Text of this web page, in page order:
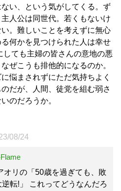
い、という気がしてくる。ず
人公は同世代。若くもないけ
。難しいことを考えずに無心
何かを見つけられた人は幸せ
しても主婦の皆さんの意地の悪
ぜこうも排他的になるのか。
悩まされずにただ気持ちよく
だが、人間、徒党を組む弱さ
のだろうか。
08/24
オリの「50歳を過ぎても、敗
転!」 これってどうなんだろ